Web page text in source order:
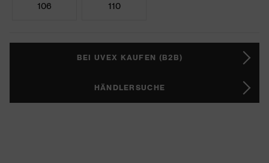
106 110
BEI UVEX KAUFEN (B2B)
HÄNDLERSUCHE